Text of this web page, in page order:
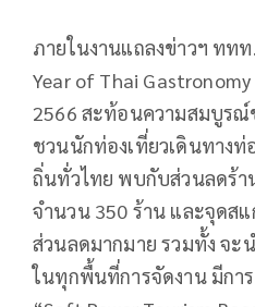
ภายในงานแถลงข่าวฯ ทท
Year of Thai
2566 สะท้อนความสมบูร
ชวนนักท่องเที่ยวเดินทางท่
ถิ่นทั่วไทย พบกับส่วนลดร้า
จำนวน 350 ร้าน และจุดสแ
ส่วนลดมากมาย รวมทั้ง จะ
ในทุกพื้นที่การจัดงาน มีกา